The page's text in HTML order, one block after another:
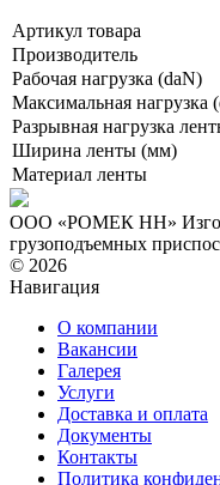
Артикул товара
Производитель
Рабочая нагрузка (daN)
Максимальная нагрузка
Разрывная нагрузка
Ширина ленты (мм)
Материал ленты
ООО «РОМЕК НН»
грузоподъемных
© 2026
Навигация
О компании
Вакансии
Галерея
Услуги
Доставка и оплата
Документы
Контакты
Политика